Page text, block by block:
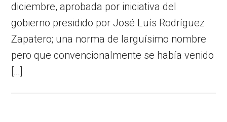
diciembre, aprobada por iniciativa del
gobierno presidido por José Luís Rodríguez
Zapatero; una norma de larguísimo nombre
pero que convencionalmente se había venido
[…]